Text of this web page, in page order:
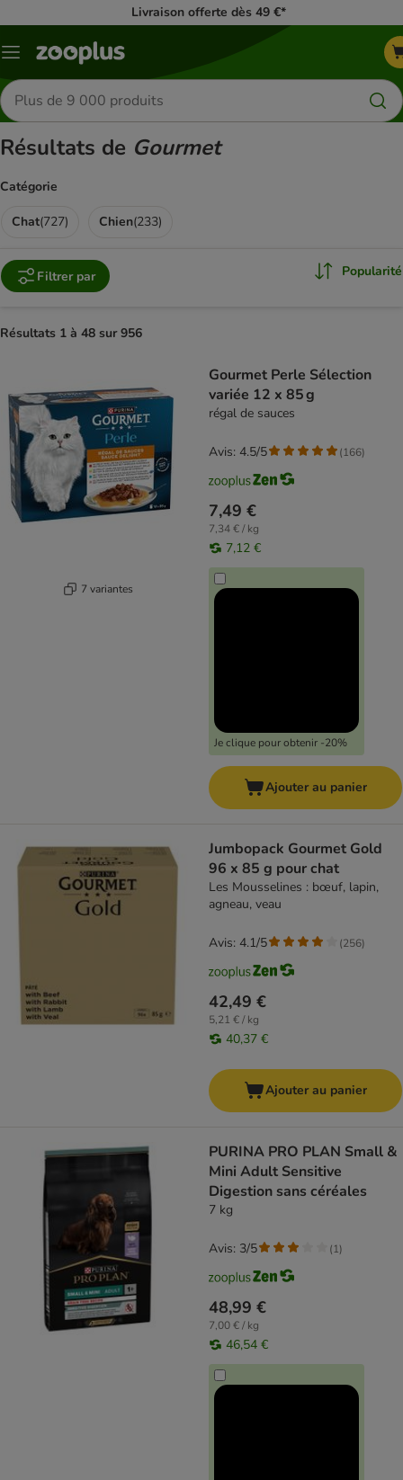
Livraison offerte dès 49 €*
Menu
Rechercher
des
produits
Résultats de Gourmet
Catégorie
Chat(727) Chien(233)
Filtrer par Popularité
Résultats 1 à 48 sur 956
7 variantes
Gourmet Perle Sélection
variée 12 x 85 g
régal de sauces
7,49 €
7,34 € / kg
7,12 €
Je clique pour obtenir -20%
Avis: 4.5/5 (166)
Ajouter au panier
Jumbopack Gourmet Gold
96 x 85 g pour chat
Les Mousselines : bœuf, lapin,
agneau, veau
42,49 €
5,21 € / kg
40,37 €
Avis: 4.1/5 (256)
Ajouter au panier
PURINA PRO PLAN Small &
Mini Adult Sensitive
Digestion sans céréales
7 kg
48,99 €
7,00 € / kg
46,54 €
Avis: 3/5 (1)